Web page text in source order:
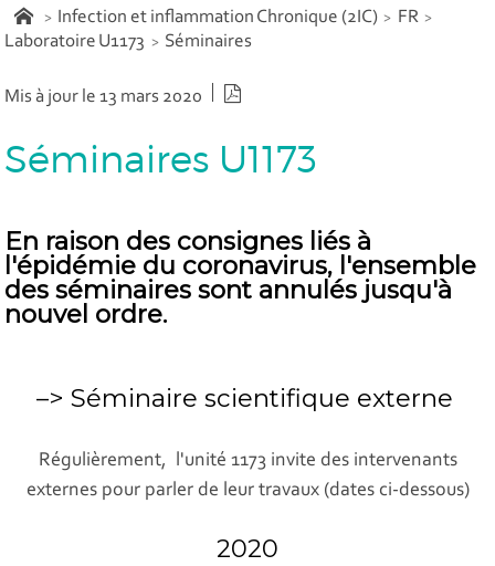
Infection et inflammation Chronique (2IC)
FR
Laboratoire U1173
Séminaires
Mis à jour le 13 mars 2020
Séminaires U1173
En raison des consignes liés à
l'épidémie du coronavirus, l'ensemble
des séminaires sont annulés jusqu'à
nouvel ordre.
–> Séminaire scientifique externe
Régulièrement, l'unité 1173 invite des intervenants
externes pour parler de leur travaux (dates ci-dessous)
2020